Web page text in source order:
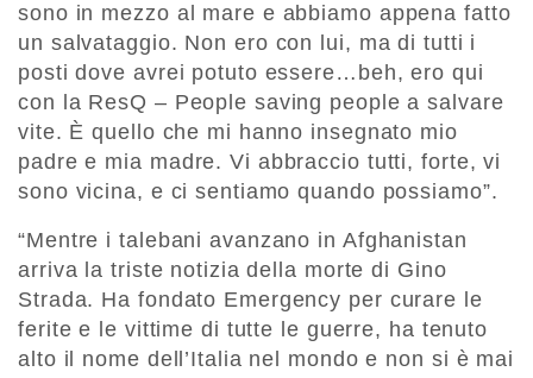
sono in mezzo al mare e abbiamo appena fatto
un salvataggio. Non ero con lui, ma di tutti i
posti dove avrei potuto essere…beh, ero qui
con la ResQ – People saving people a salvare
vite. È quello che mi hanno insegnato mio
padre e mia madre. Vi abbraccio tutti, forte, vi
sono vicina, e ci sentiamo quando possiamo”.
“Mentre i talebani avanzano in Afghanistan
arriva la triste notizia della morte di Gino
Strada. Ha fondato Emergency per curare le
ferite e le vittime di tutte le guerre, ha tenuto
alto il nome dell’Italia nel mondo e non si è mai